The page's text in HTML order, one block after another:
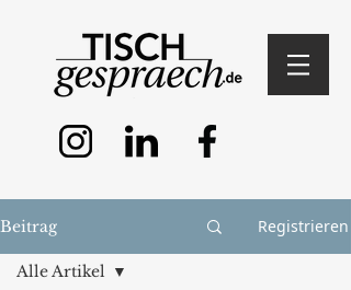
Beitrag Registrieren
Alle Artikel